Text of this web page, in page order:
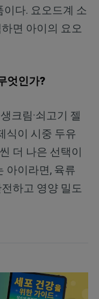
다. 요오드계 소
면 아이의 요오
엇인가?
크림·쇠고기 젤
식이 시중 두유
더 나은 선택이
아이라면, 육류
하고 영양 밀도